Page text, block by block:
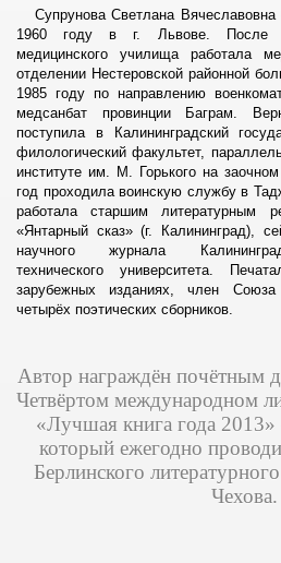
Супрунова Светлана Вячеславовна
1960 году в г. Львове. После
медицинского училища работала
отделении Нестеровской районной
1985 году по направлению
медсанбат провинции Баграм.
поступила в Калининградский
филологический факультет,
институте им. М. Горького на
год проходила воинскую службу в
работала старшим литературным
«Янтарный сказ» (г. Калининград),
научного журнала
технического университета.
зарубежных изданиях, член
четырёх поэтических сборников.
Автор награждён почётным
Четвёртом международном
«Лучшая книга года
который ежегодно
Берлинского
Чехова.